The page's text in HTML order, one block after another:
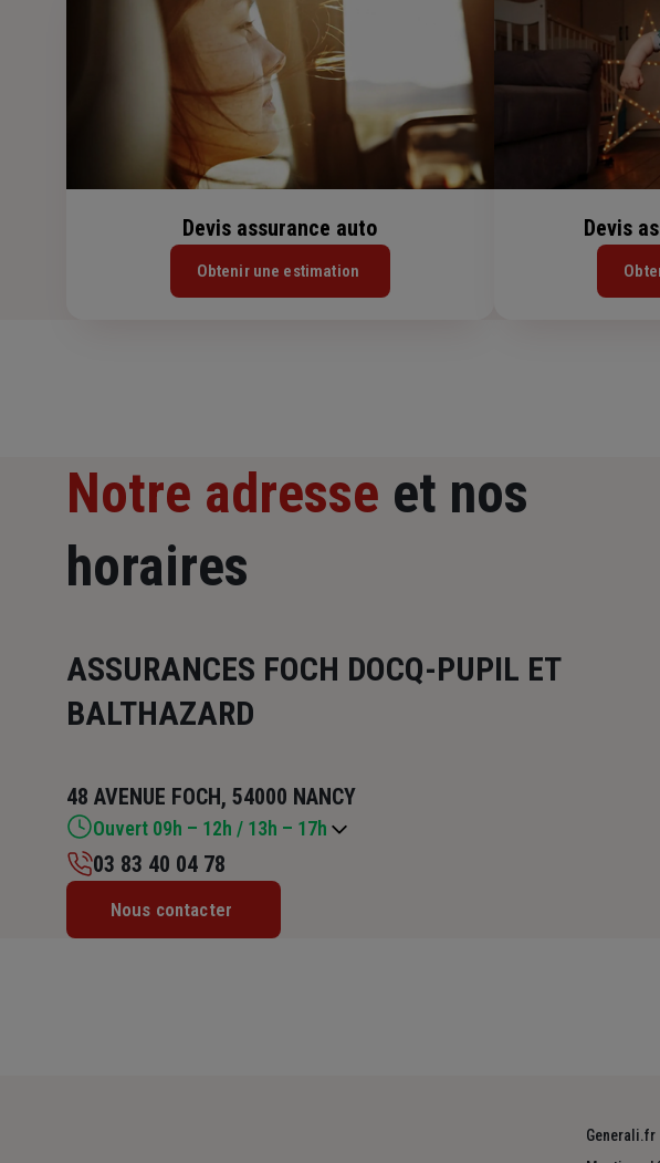
Devis assurance auto
Obtenir une estimation
Devis
Notre adresse et nos
horaires
ASSURANCES FOCH DOCQ-PUPIL ET
BALTHAZARD
48 AVENUE FOCH, 54000 NANCY
Ouvert 09h – 12h / 13h – 17h
Mardi : 09h – 12h / 13h – 17h
03 83 40 04 78
Nous contacter
Generali.fr